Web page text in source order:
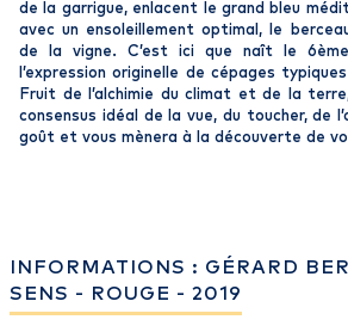
de la garrigue, enlacent le grand bleu
avec un ensoleillement optimal, le
de la vigne. C’est ici que naît le
l’expression originelle de cépages
Fruit de l’alchimie du climat et de la
consensus idéal de la vue, du toucher, de
goût et vous mènera à la découverte de
INFORMATIONS : GÉRARD
SENS - ROUGE - 2019